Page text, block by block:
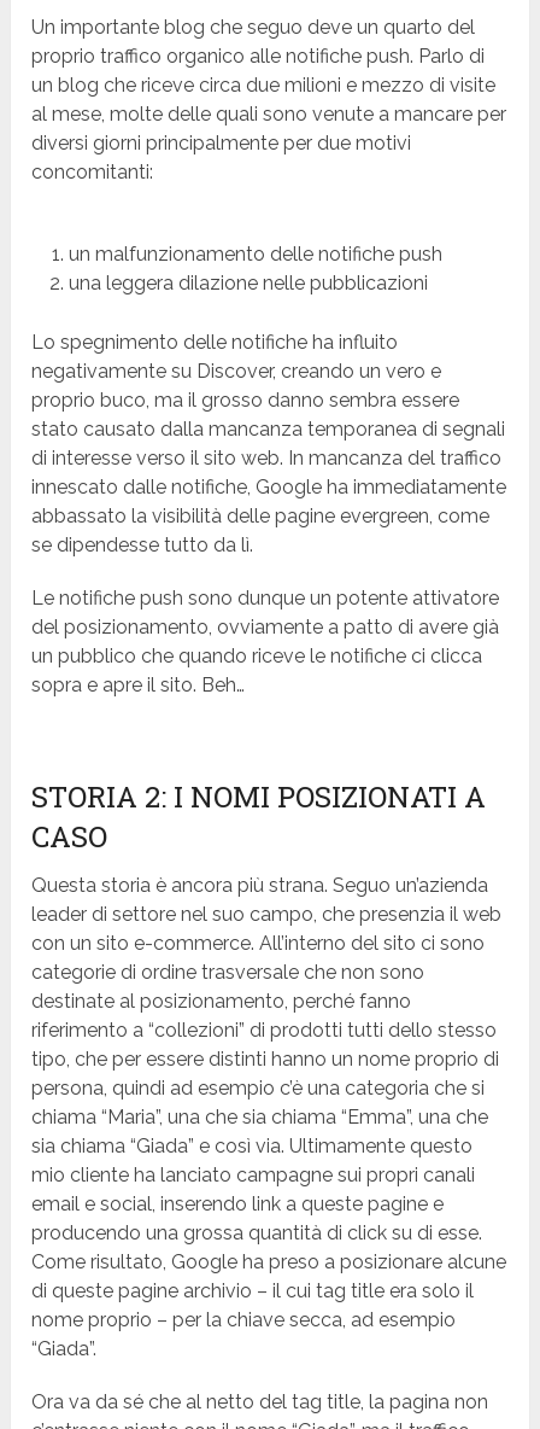
Un importante blog che seguo deve un quarto del
proprio traffico organico alle notifiche push. Parlo di
un blog che riceve circa due milioni e mezzo di visite
al mese, molte delle quali sono venute a mancare per
diversi giorni principalmente per due motivi
concomitanti:
un malfunzionamento delle notifiche push
una leggera dilazione nelle pubblicazioni
Lo spegnimento delle notifiche ha influito
negativamente su Discover, creando un vero e
proprio buco, ma il grosso danno sembra essere
stato causato dalla mancanza temporanea di segnali
di interesse verso il sito web. In mancanza del traffico
innescato dalle notifiche, Google ha immediatamente
abbassato la visibilità delle pagine evergreen, come
se dipendesse tutto da lì.
Le notifiche push sono dunque un potente attivatore
del posizionamento, ovviamente a patto di avere già
un pubblico che quando riceve le notifiche ci clicca
sopra e apre il sito. Beh…
STORIA 2: I NOMI POSIZIONATI A
CASO
Questa storia è ancora più strana. Seguo un’azienda
leader di settore nel suo campo, che presenzia il web
con un sito e-commerce. All’interno del sito ci sono
categorie di ordine trasversale che non sono
destinate al posizionamento, perché fanno
riferimento a “collezioni” di prodotti tutti dello stesso
tipo, che per essere distinti hanno un nome proprio di
persona, quindi ad esempio c’è una categoria che si
chiama “Maria”, una che sia chiama “Emma”, una che
sia chiama “Giada” e così via. Ultimamente questo
mio cliente ha lanciato campagne sui propri canali
email e social, inserendo link a queste pagine e
producendo una grossa quantità di click su di esse.
Come risultato, Google ha preso a posizionare alcune
di queste pagine archivio – il cui tag title era solo il
nome proprio – per la chiave secca, ad esempio
“Giada”.
Ora va da sé che al netto del tag title, la pagina non